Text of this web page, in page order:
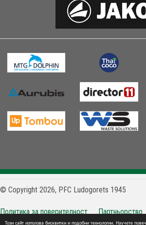
Този сайт използва бисквитки и подобни технологии. Научете
© Copyright 2026, PFC Ludogorets 1945
Политика за поверителност Партньорство